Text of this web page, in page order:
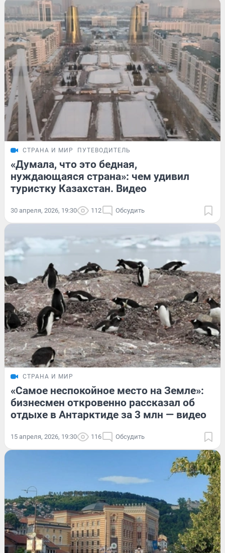
СТРАНА И МИР ПУТЕВОДИТЕЛЬ
«Думала, что это бедная,
нуждающаяся страна»: чем удивил
туристку Казахстан. Видео
30 апреля, 2026, 19:30 112 Обсудить
СТРАНА И МИР
«Самое неспокойное место на Земле»:
бизнесмен откровенно рассказал об
отдыхе в Антарктиде за 3 млн — видео
15 апреля, 2026, 19:30 116 Обсудить